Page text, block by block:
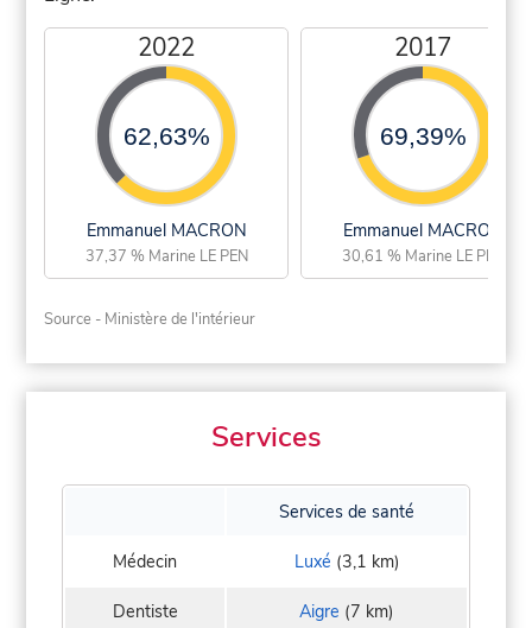
2022
62,63%
Emmanuel MACRON
37,37 % Marine LE PEN
2017
69,39%
Emmanuel MACRON
30,61 % Marine LE PEN
Source - Ministère de l'intérieur
Services
Services de santé
Médecin Luxé (3,1 km)
Dentiste Aigre (7 km)